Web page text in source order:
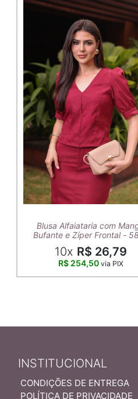
Blusa Alfaiataria com
Bufante e Zíper Frontal -
10x R$ 26,79
R$ 254,50 via PIX
INSTITUCIONAL
CONDIÇÕES DE ENTREGA
POLÍTICA DE PRIVACIDADE